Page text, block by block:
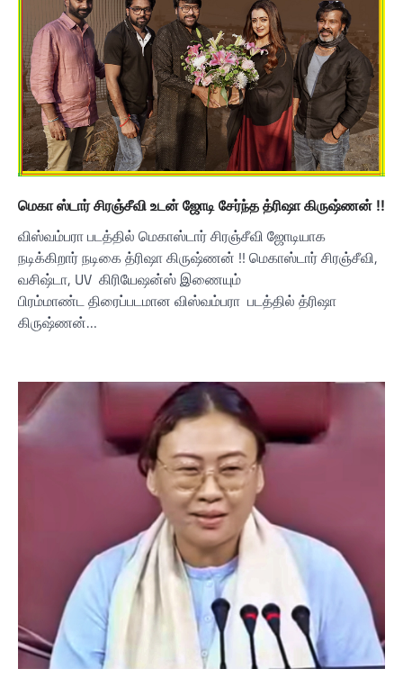
மெகா ஸ்டார் சிரஞ்சீவி உடன் ஜோடி சேர்ந்த த்ரிஷா கிருஷ்ணன் !!
விஸ்வம்பரா படத்தில் மெகாஸ்டார் சிரஞ்சீவி ஜோடியாக
நடிக்கிறார் நடிகை த்ரிஷா கிருஷ்ணன் !! மெகாஸ்டார் சிரஞ்சீவி,
வசிஷ்டா, UV கிரியேஷன்ஸ் இணையும்
பிரம்மாண்ட திரைப்படமான விஸ்வம்பரா படத்தில் த்ரிஷா
கிருஷ்ணன்…